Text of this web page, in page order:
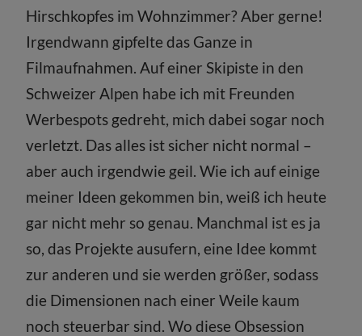
Hirschkopfes im Wohnzimmer? Aber gerne!
Irgendwann gipfelte das Ganze in
Filmaufnahmen. Auf einer Skipiste in den
Schweizer Alpen habe ich mit Freunden
Werbespots gedreht, mich dabei sogar noch
verletzt. Das alles ist sicher nicht normal –
aber auch irgendwie geil. Wie ich auf einige
meiner Ideen gekommen bin, weiß ich heute
gar nicht mehr so genau. Manchmal ist es ja
so, das Projekte ausufern, eine Idee kommt
zur anderen und sie werden größer, sodass
die Dimensionen nach einer Weile kaum
noch steuerbar sind. Wo diese Obsession